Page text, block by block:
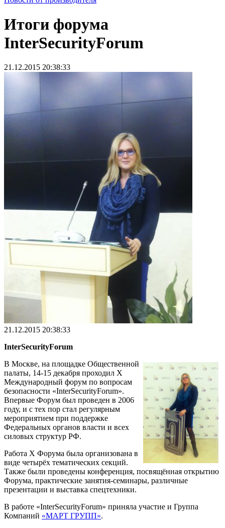
Итоги форума
InterSecurityForum
21.12.2015 20:38:33
21.12.2015 20:38:33
InterSecurityForum
В Москве, на площадке Общественной
палаты, 14-15 декабря проходил X
Международный форум по вопросам
безопасности «InterSecurityForum».
Впервые Форум был проведен в 2006
году, и с тех пор стал регулярным
мероприятием при поддержке
Федеральных органов власти и всех
силовых структур РФ.
Работа X Форума была организована в
виде четырёх тематических секций.
Также были проведены конференция, посвящённая открытию
Форума, практические занятия-семинары, различные
презентации и выставка спецтехники.
В работе «InterSecurityForum» приняла участие и Группа
Компаний «МАРТ ГРУПП».